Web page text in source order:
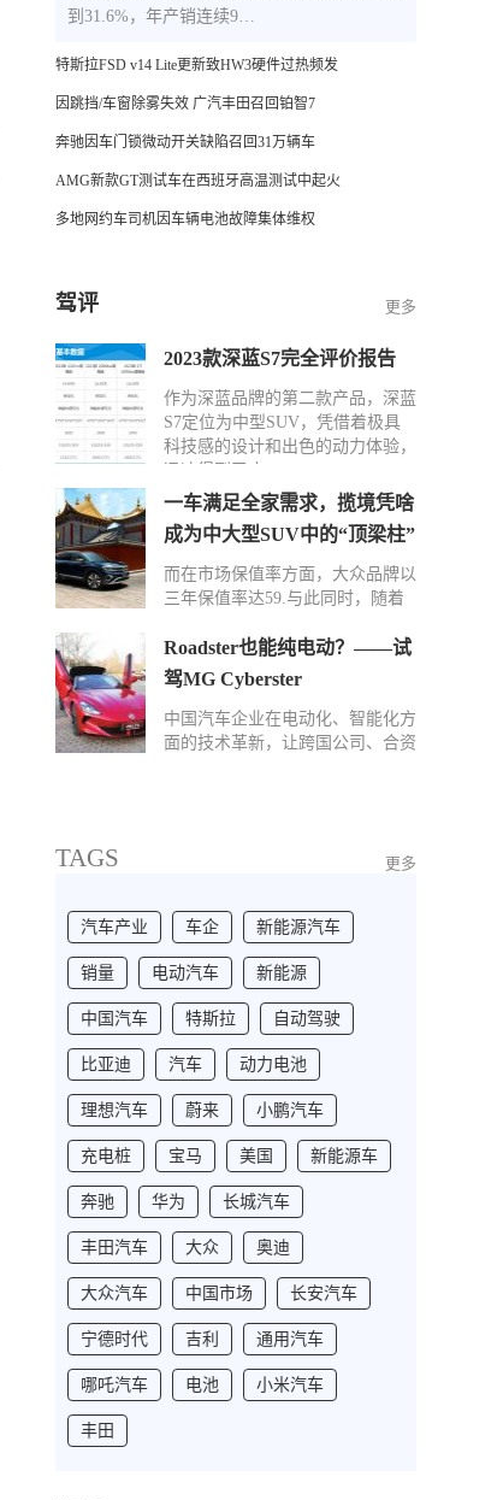
到31.6%，年产销连续9…
特斯拉FSD v14 Lite更新致HW3硬件过热频发
因跳挡/车窗除雾失效 广汽丰田召回铂智7
奔驰因车门锁微动开关缺陷召回31万辆车
AMG新款GT测试车在西班牙高温测试中起火
多地网约车司机因车辆电池故障集体维权
驾评 更多
2023款深蓝S7完全评价报告
作为深蓝品牌的第二款产品，深蓝
S7定位为中型SUV，凭借着极具
科技感的设计和出色的动力体验，
一车满足全家需求，揽境凭啥
成为中大型SUV中的“顶梁柱”
而在市场保值率方面，大众品牌以
三年保值率达59.与此同时，随着
场以及在后…
Roadster也能纯电动？——试
驾MG Cyberster
中国汽车企业在电动化、智能化方
面的技术革新，让跨国公司、合资
TAGS 更多
汽车产业 车企 新能源汽车
销量 电动汽车 新能源
中国汽车 特斯拉 自动驾驶
比亚迪 汽车 动力电池
理想汽车 蔚来 小鹏汽车
充电桩 宝马 美国 新能源车
奔驰 华为 长城汽车
丰田汽车 大众 奥迪
大众汽车 中国市场 长安汽车
宁德时代 吉利 通用汽车
哪吒汽车 电池 小米汽车
丰田